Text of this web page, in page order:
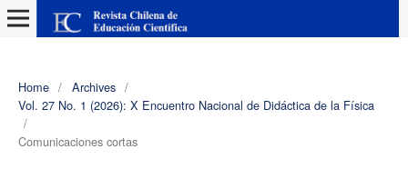
Home / Archives /
Vol. 27 No. 1 (2026): X Encuentro Nacional de Didáctica de la Física
/
Comunicaciones cortas